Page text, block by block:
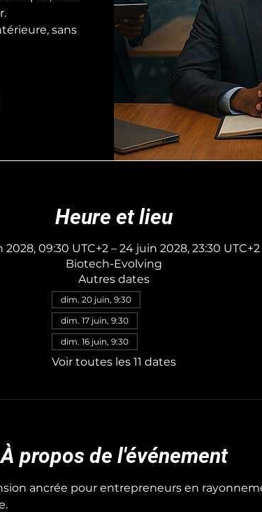
sans
Heure et lieu
2028, 09:30 UTC+2 – 24 juin 2028, 23:30 UTC+2
Biotech-Evolving
Autres dates
dim. 20 juin, 9:30
dim. 17 juin, 9:30
dim. 16 juin, 9:30
Voir toutes les 11 dates
À propos de l'événement
ancrée pour entrepreneurs en